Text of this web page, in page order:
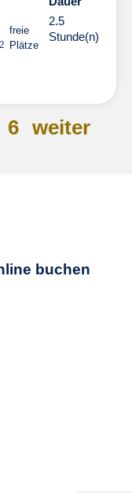
freie
Plätze
2.5
Stunde(n)
6 weiter
buchen